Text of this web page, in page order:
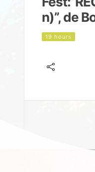
n)”, de
19 hours